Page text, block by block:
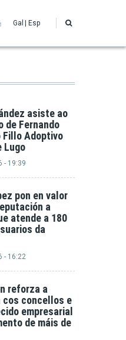
Gal Esp
asiste ao
de Fernando
Fillo Adoptivo
Lugo
- 19:39
pon en valor
a
atende a 180
da
- 16:22
reforza a
cos concellos e
empresarial
de máis de